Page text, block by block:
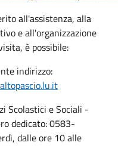
all'assistenza, alla
e all'organizzazione
è possibile:
indirizzo:
Scolastici e Sociali -
dedicato: 0583-
dalle ore 10 alle